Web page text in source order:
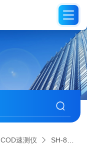
COD速测仪 SH-8型手持式COD快速测定仪